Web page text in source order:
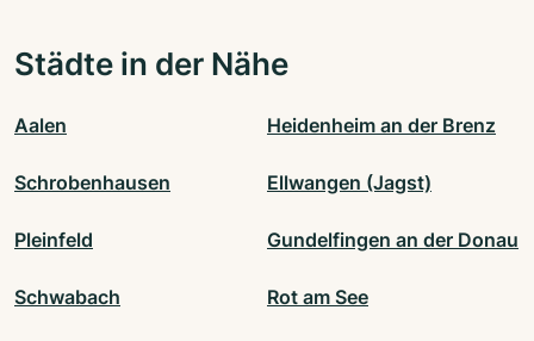
Städte in der Nähe
Aalen Heidenheim an der Brenz
Schrobenhausen Ellwangen (Jagst)
Pleinfeld Gundelfingen an der Donau
Schwabach Rot am See